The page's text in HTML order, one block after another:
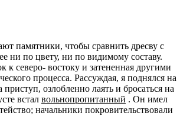
памятники, чтобы сравнить дресву с
ни по цвету, ни по видимому составу.
к северо- востоку и затененная другими
процесса. Рассуждая, я поднялся на
озлобленно лаять и бросаться на
встал вольнопропитанный . Он имел
начальники покровительствовали